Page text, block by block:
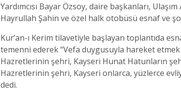
Yardımcısı Bayar Özsoy, daire başkanları,
Hayrullah Şahin ve özel halk otobüsü esnaf ve
Kur’an-ı Kerim tilavetiyle başlayan toplantıda
temenni ederek “Vefa duygusuyla hareket
Hazretlerinin şehri, Kayseri Hunat Hatunların
Hazretlerinin şehri, Kayseri onlarca, yüzlerce
dedi.